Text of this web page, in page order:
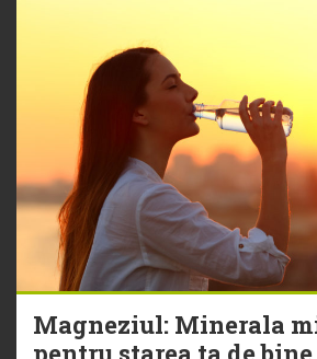
Magneziul: Minerala
pentru starea ta de bine